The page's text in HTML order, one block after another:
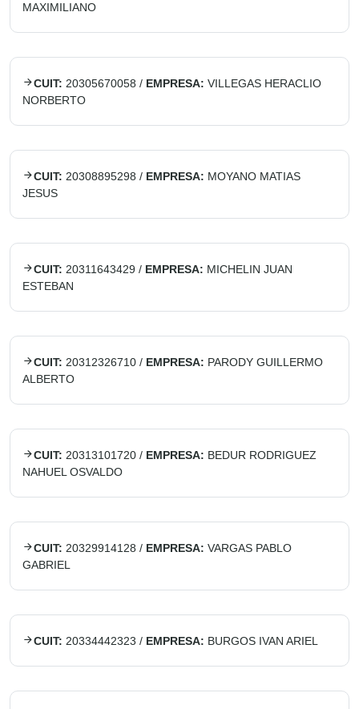
MAXIMILIANO
CUIT: 20305670058 / EMPRESA: VILLEGAS HERACLIO
NORBERTO
CUIT: 20308895298 / EMPRESA: MOYANO MATIAS
JESUS
CUIT: 20311643429 / EMPRESA: MICHELIN JUAN
ESTEBAN
CUIT: 20312326710 / EMPRESA: PARODY GUILLERMO
ALBERTO
CUIT: 20313101720 / EMPRESA: BEDUR RODRIGUEZ
NAHUEL OSVALDO
CUIT: 20329914128 / EMPRESA: VARGAS PABLO
GABRIEL
CUIT: 20334442323 / EMPRESA: BURGOS IVAN ARIEL